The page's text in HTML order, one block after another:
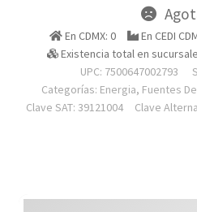
En CDMX: 0 En CEDI
Existencia total en
UPC: 7500647002793
Categorías: Energia, Fuentes
Clave SAT: 39121004
Clave